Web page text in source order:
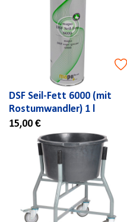
DSF Seil-Fett 6000 (mit
Rostumwandler) 1 l
15,00 €